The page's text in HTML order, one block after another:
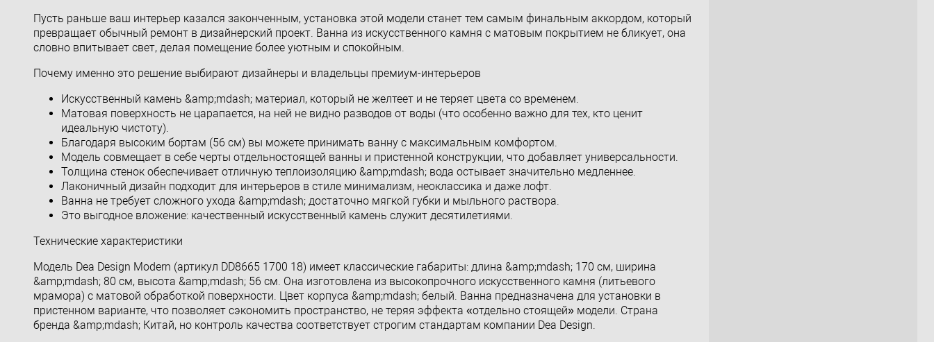
Пусть раньше ваш интерьер казался законченным, установка этой модели станет тем самым финальным аккордом, который
превращает обычный ремонт в дизайнерский проект. Ванна из искусственного камня с матовым покрытием не бликует, она
словно впитывает свет, делая помещение более уютным и спокойным.
Почему именно это решение выбирают дизайнеры и владельцы премиум-интерьеров
Искусственный камень &amp;mdash; материал, который не желтеет и не теряет цвета со временем.
Матовая поверхность не царапается, на ней не видно разводов от воды (что особенно важно для тех, кто ценит
идеальную чистоту).
Благодаря высоким бортам (56 см) вы можете принимать ванну с максимальным комфортом.
Модель совмещает в себе черты отдельностоящей ванны и пристенной конструкции, что добавляет универсальности.
Толщина стенок обеспечивает отличную теплоизоляцию &amp;mdash; вода остывает значительно медленнее.
Лаконичный дизайн подходит для интерьеров в стиле минимализм, неоклассика и даже лофт.
Ванна не требует сложного ухода &amp;mdash; достаточно мягкой губки и мыльного раствора.
Это выгодное вложение: качественный искусственный камень служит десятилетиями.
Технические характеристики
Модель Dea Design Modern (артикул DD8665 1700 18) имеет классические габариты: длина &amp;mdash; 170 см, ширина
&amp;mdash; 80 см, высота &amp;mdash; 56 см. Она изготовлена из высокопрочного искусственного камня (литьевого
мрамора) с матовой обработкой поверхности. Цвет корпуса &amp;mdash; белый. Ванна предназначена для установки в
пристенном варианте, что позволяет сэкономить пространство, не теряя эффекта «отдельно стоящей» модели. Страна
бренда &amp;mdash; Китай, но контроль качества соответствует строгим стандартам компании Dea Design.